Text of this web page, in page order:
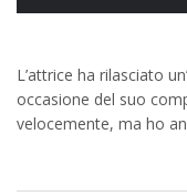
L’attrice ha rilasciato
occasione del suo
velocemente, ma ho